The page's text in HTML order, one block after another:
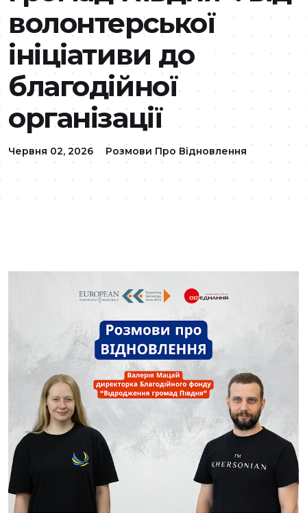
волонтерської
ініціативи до
благодійної
організації
Червня 02, 2026 Розмови Про Відновлення